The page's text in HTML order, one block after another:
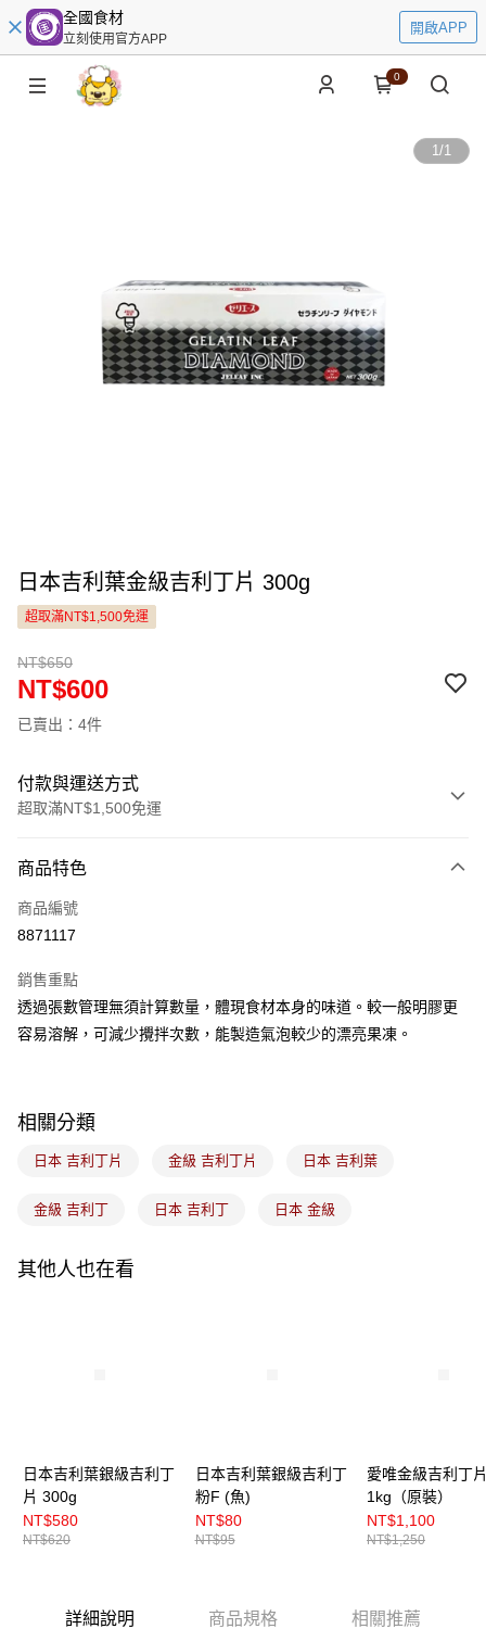
全國食材
立刻使用官方APP
開啟APP
0
1/1
日本吉利葉金級吉利丁片 300g
超取滿NT$1,500免運
NT$650
NT$600
已賣出：4件
付款與運送方式
超取滿NT$1,500免運
信用卡一次付款
LINE Pay
悠遊付
Google Pay
ATM付款
7-11取貨(5kg以內，尺寸不超過90cm)
常溫宅配-(限重20kg以下)
商品特色
商品編號
8871117
銷售重點
透過張數管理無須計算數量，體現食材本身的味道。較一般明膠更
容易溶解，可減少攪拌次數，能製造氣泡較少的漂亮果凍。
相關分類
日本 吉利丁片 金級 吉利丁片 日本 吉利葉
金級 吉利丁 日本 吉利丁 日本 金級
其他人也在看
日本吉利葉銀級吉利丁
片 300g
NT$580
NT$620
日本吉利葉銀級吉利丁
粉F (魚)
NT$80
NT$95
愛唯金級吉利丁
1kg（原裝）
NT$1,100
NT$1,250
詳細說明 商品規格 相關推薦